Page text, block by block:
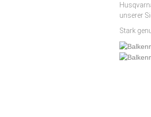
unserer
Stark